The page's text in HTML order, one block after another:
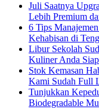
Juli Saatnya
Lebih Premium
6 Tips
Kehabisan di
Libur Sekolah
Kuliner Anda
Stok Kemasan
Kami Sudah Full
Tunjukkan
Biodegradable